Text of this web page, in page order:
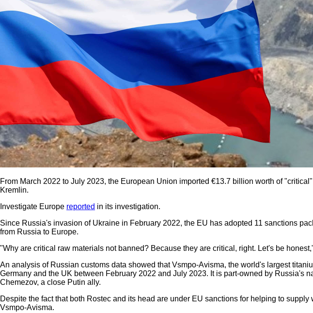
From March 2022 to July 2023, the European Union imported €13.7 billion worth of
Kremlin.
Investigate Europe reported in its investigation.
Since Russia's invasion of Ukraine in February 2022, the EU has adopted 11 sanctions
from Russia to Europe.
"Why are critical raw materials not banned? Because they are critical, right. Let's be
An analysis of Russian customs data showed that Vsmpo-Avisma, the world's largest
Germany and the UK between February 2022 and July 2023. It is part-owned by Russia's
Chemezov, a close Putin ally.
Despite the fact that both Rostec and its head are under EU sanctions for helping to
Vsmpo-Avisma.